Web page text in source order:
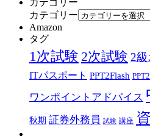
カテゴリー
カテゴリー
Amazon
タグ
1次試験 2次試験 2
ITパスポート PPT2Flash
ワンポイントアドバイス
秋期 証券外務員 試験 講座